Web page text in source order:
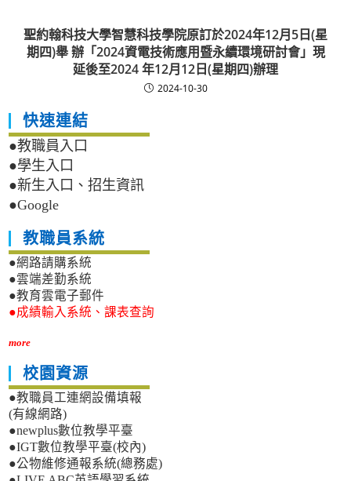
聖約翰科技大學智慧科技學院原訂於2024年12月5日(星
期四)舉 辦「2024資電技術應用暨永續環境研討會」現
延後至2024 年12月12日(星期四)辦理
2024-10-30
快速連結
●教職員入口
●學生入口
●新生入口、招生資訊
●Google
教職員系統
●網路請購系統
●雲端差勤系統
●教育雲電子郵件
●成績輸入系統、課表查詢
more
校園資源
●教職員工連網設備填報
(有線網路)
●newplus數位教學平臺
●IGT數位教學平臺(校內)
●公物維修通報系統(總務處)